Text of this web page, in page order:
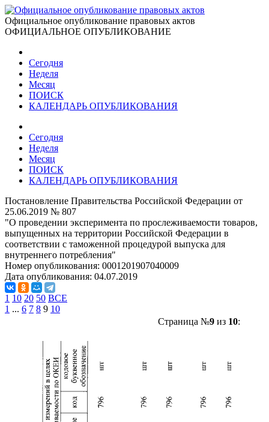
Официальное опубликование правовых актов
ОФИЦИАЛЬНОЕ ОПУБЛИКОВАНИЕ
Сегодня
Неделя
Месяц
ПОИСК
КАЛЕНДАРЬ ОПУБЛИКОВАНИЯ
Сегодня
Неделя
Месяц
ПОИСК
КАЛЕНДАРЬ ОПУБЛИКОВАНИЯ
Постановление Правительства Российской Федерации от
25.06.2019 № 807
"О проведении эксперимента по прослеживаемости товаров,
выпущенных на территории Российской Федерации в
соответствии с таможенной процедурой выпуска для
внутреннего потребления"
Номер опубликования: 0001201907040009
Дата опубликования: 04.07.2019
1 10 20 50 ВСЕ
1 ... 6 7 8 9 10
Страница №9из 10: